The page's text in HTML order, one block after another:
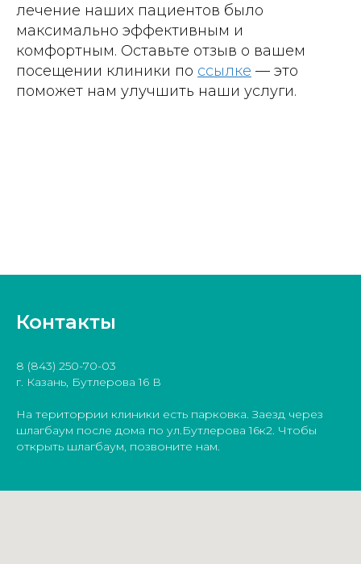
лечение наших пациентов было
максимально эффективным и
комфортным. Оставьте отзыв о вашем
посещении клиники по ссылке — это
поможет нам улучшить наши услуги.
Контакты
8 (843) 250-70-03
г. Казань, Бутлерова 16 В
На територрии клиники есть парковка. Заезд через
шлагбаум после дома по ул.Бутлерова 16к2. Чтобы
открыть шлагбаум, позвоните нам.